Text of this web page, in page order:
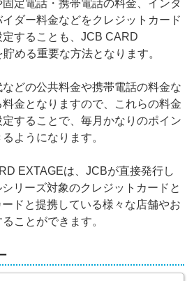
定電話・携帯電話の料金、インタ
ダー料金などをクレジットカード
することも、JCB CARD
める重要な方法となります。
どの公共料金や携帯電話の料金な
金となりますので、これらの料金
することで、毎月かなりのポイン
ようになります。
EXTAGEは、JCBが直接発行し
リーズ対象のクレジットカードと
ドと提携している様々な店舗やお
ことができます。